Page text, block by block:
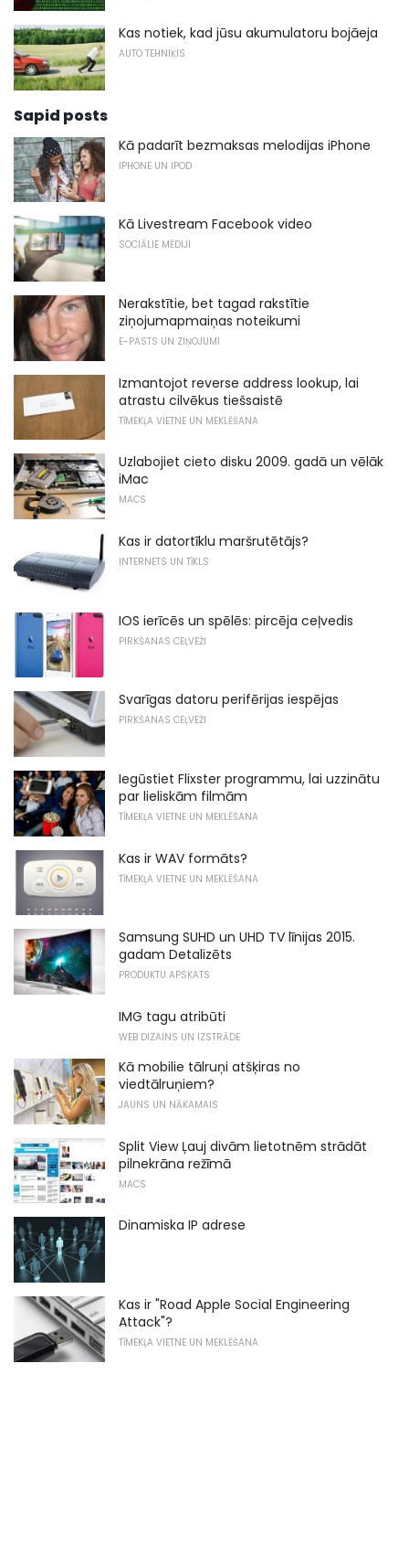
Kas notiek, kad jūsu akumulatoru bojāeja
AUTO TEHNIĶIS
Sapid posts
Kā padarīt bezmaksas melodijas iPhone
IPHONE UN IPOD
Kā Livestream Facebook video
SOCIĀLIE MĒDIJI
Nerakstītie, bet tagad rakstītie
ziņojumapmaiņas noteikumi
E-PASTS UN ZIŅOJUMI
Izmantojot reverse address lookup, lai
atrastu cilvēkus tiešsaistē
TĪMEKĻA VIETNE UN MEKLĒŠANA
Uzlabojiet cieto disku 2009. gadā un vēlāk
iMac
MACS
Kas ir datortīklu maršrutētājs?
INTERNETS UN TĪKLS
IOS ierīcēs un spēlēs: pircēja ceļvedis
PIRKŠANAS CEĻVEŽI
Svarīgas datoru perifērijas iespējas
PIRKŠANAS CEĻVEŽI
Iegūstiet Flixster programmu, lai uzzinātu
par lieliskām filmām
TĪMEKĻA VIETNE UN MEKLĒŠANA
Kas ir WAV formāts?
TĪMEKĻA VIETNE UN MEKLĒŠANA
Samsung SUHD un UHD TV līnijas 2015.
gadam Detalizēts
PRODUKTU APSKATS
IMG tagu atribūti
WEB DIZAINS UN IZSTRĀDE
Kā mobilie tālruņi atšķiras no
viedtālruņiem?
JAUNS UN NĀKAMAIS
Split View Ļauj divām lietotnēm strādāt
pilnekrāna režīmā
MACS
Dinamiska IP adrese
Kas ir "Road Apple Social Engineering
Attack"?
TĪMEKĻA VIETNE UN MEKLĒŠANA